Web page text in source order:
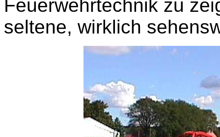
Feuerwehrtechnik zu
seltene, wirklich